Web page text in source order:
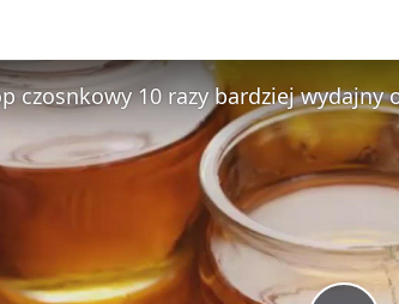
czosnkowy 10 razy bardziej wydajny